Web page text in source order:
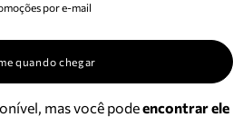
por e-mail
quando chegar
mas você podeencontrar ele